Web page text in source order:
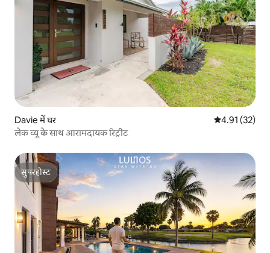
Davie में घर औसत रेटिंग 5 में
4.91 (32)
लेक व्यू के साथ आरामदायक रिट्रीट
सुपरहोस्ट
सुपरहोस्ट